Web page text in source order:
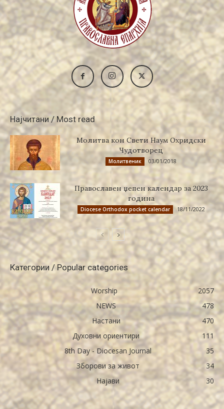
Најчитани / Most read
Молитва кон Свети Наум Охридски
Чудотворец
Молитвеник 03/01/2018
Православен џепен календар за 2023
година
Diocese Orthodox pocket calendar 18/11/2022
Категории / Popular categories
Worship
2057
NEWS
478
Настани
470
Духовни ориентири
111
8th Day - Diocesan Journal
35
Зборови за живот
34
Најави
30